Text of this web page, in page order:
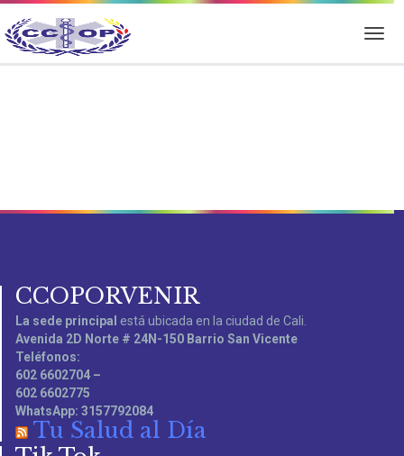
CCOPORVENIR
La sede principal está ubicada en la ciudad de Cali.
Avenida 2D Norte # 24N-150 Barrio San Vicente
Teléfonos:
602 6602704 –
602 6602775
WhatsApp: 3157792084
Tu Salud al Día